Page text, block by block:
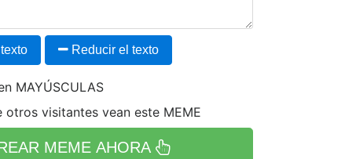
Reducir el texto
MAYÚSCULAS
otros visitantes vean este MEME
MEME AHORA